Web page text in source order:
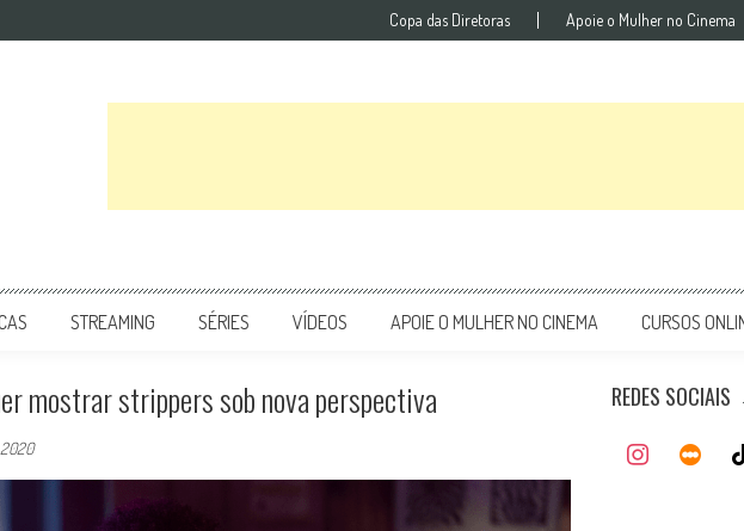
Copa das Diretoras Apoie o Mulher no Cinema
STREAMING SÉRIES VÍDEOS APOIE O MULHER NO CINEMA CURSOS
mostrar strippers sob nova perspectiva REDES SOCIAIS